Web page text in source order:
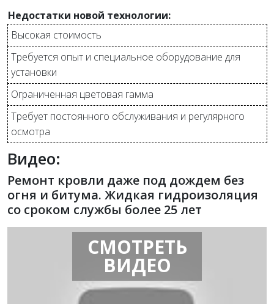
Недостатки новой технологии:
Высокая стоимость
Требуется опыт и специальное оборудование для
установки
Ограниченная цветовая гамма
Требует постоянного обслуживания и регулярного
осмотра
Видео:
Ремонт кровли даже под дождем без
огня и битума. Жидкая гидроизоляция
со сроком службы более 25 лет
СМОТРЕТЬ
ВИДЕО